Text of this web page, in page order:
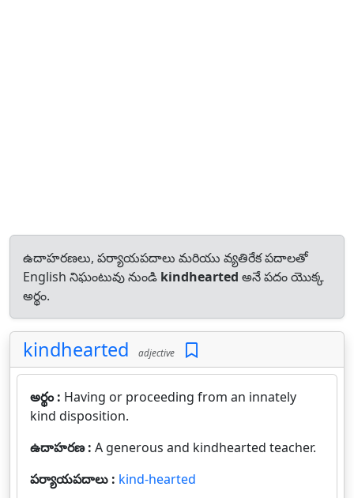
ఉదాహరణలు, పర్యాయపదాలు మరియు వ్యతిరేక పదాలతో
English నిఘంటువు నుండి kindhearted అనే పదం యొక్క
అర్థం.
kindhearted adjective
అర్థం : Having or proceeding from an innately
kind disposition.
ఉదాహరణ : A generous and kindhearted teacher.
పర్యాయపదాలు : kind-hearted